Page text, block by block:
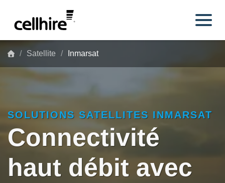
Satellite Inmarsat
SOLUTIONS SATELLITES INMARSAT
Connectivité
haut débit avec